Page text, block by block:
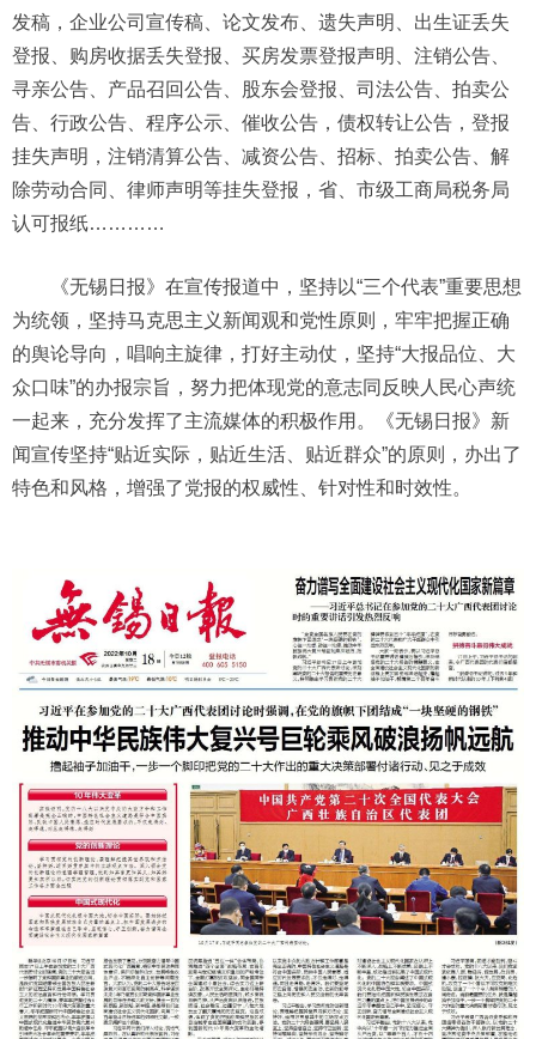
发稿，企业公司宣传稿、论文发布、遗失声明、出生证丢失
登报、购房收据丢失登报、买房发票登报声明、注销公告、
寻亲公告、产品召回公告、股东会登报、司法公告、拍卖公
告、行政公告、程序公示、催收公告，债权转让公告，登报
挂失声明，注销清算公告、减资公告、招标、拍卖公告、解
除劳动合同、律师声明等挂失登报，省、市级工商局税务局
认可报纸…………
《无锡日报》在宣传报道中，坚持以“三个代表”重要思想
为统领，坚持马克思主义新闻观和党性原则，牢牢把握正确
的舆论导向，唱响主旋律，打好主动仗，坚持“大报品位、大
众口味”的办报宗旨，努力把体现党的意志同反映人民心声统
一起来，充分发挥了主流媒体的积极作用。《无锡日报》新
闻宣传坚持“贴近实际，贴近生活、贴近群众”的原则，办出了
特色和风格，增强了党报的权威性、针对性和时效性。